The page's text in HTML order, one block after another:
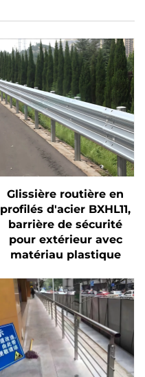
Glissière routière en
profilés d'acier BXHL11,
barrière de sécurité
pour extérieur avec
matériau plastique